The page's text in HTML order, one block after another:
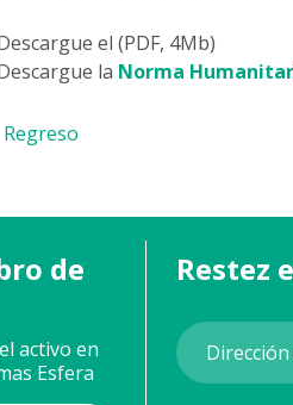
el (PDF, 4Mb)
la Norma
Regreso
de
activo en
Esfera
Restez